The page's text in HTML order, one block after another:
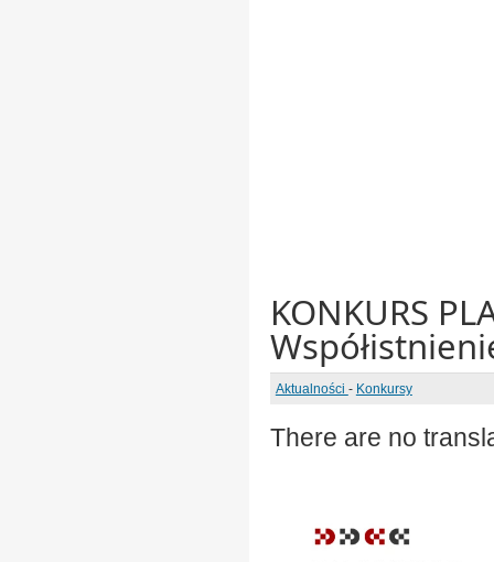
KONKURS
Aktualności - Konkursy
There are no